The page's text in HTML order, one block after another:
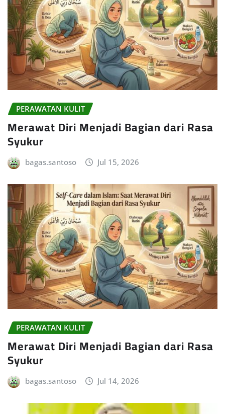
PERAWATAN KULIT
Merawat Diri Menjadi Bagian dari Rasa
Syukur
bagas.santoso Jul 15, 2026
PERAWATAN KULIT
Merawat Diri Menjadi Bagian dari Rasa
Syukur
bagas.santoso Jul 14, 2026